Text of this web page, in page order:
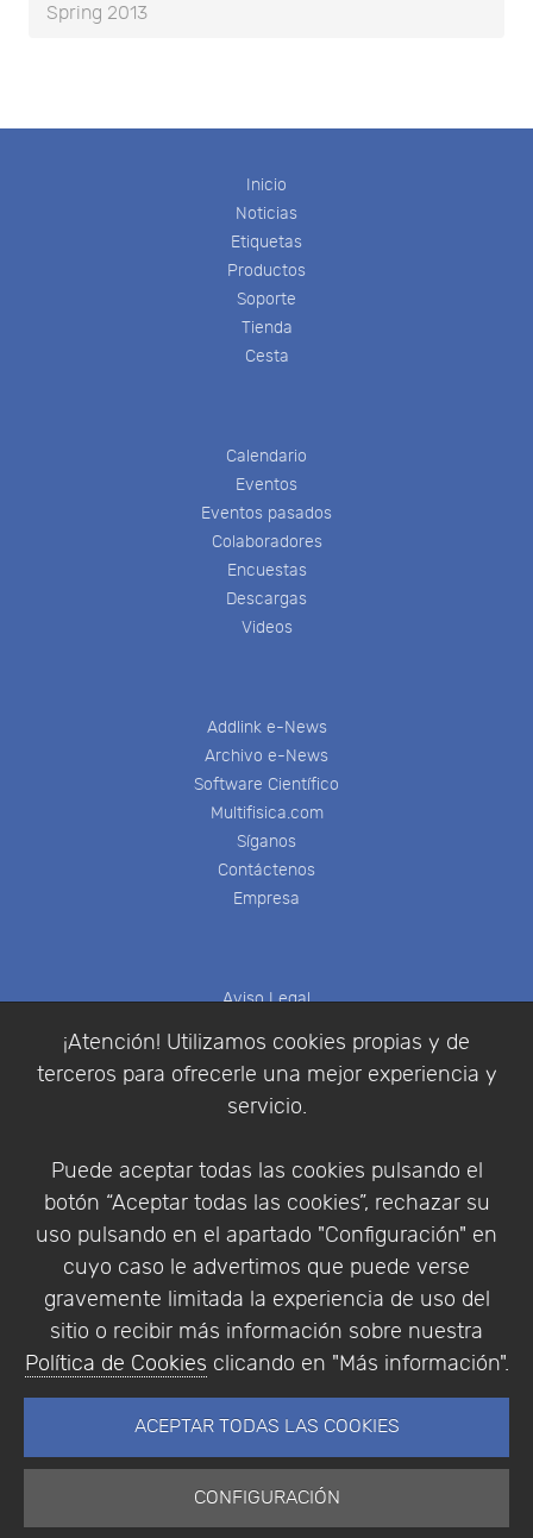
¡Atención! Utilizamos cookies propias y de
terceros para ofrecerle una mejor experiencia y
servicio.
Puede aceptar todas las cookies pulsando el
botón “Aceptar todas las cookies”, rechazar su
uso pulsando en el apartado "Configuración" en
cuyo caso le advertimos que puede verse
gravemente limitada la experiencia de uso del
sitio o recibir más información sobre nuestra
Política de Cookies clicando en "Más información".
ACEPTAR TODAS LAS COOKIES
CONFIGURACIÓN
Spring 2013
Inicio
Noticias
Etiquetas
Productos
Soporte
Tienda
Cesta
Calendario
Eventos
Eventos pasados
Colaboradores
Encuestas
Descargas
Videos
Addlink e-News
Archivo e-News
Software Científico
Multifisica.com
Síganos
Contáctenos
Empresa
Aviso Legal
Política de Privacidad
Condiciones de compra
Identificarse
Empresa|Aviso Legal| Política de Privacidad |
Política de Cookies
© Copyright 1994 - 2026. Addlink Software
Científico, S.L.
Portugal.